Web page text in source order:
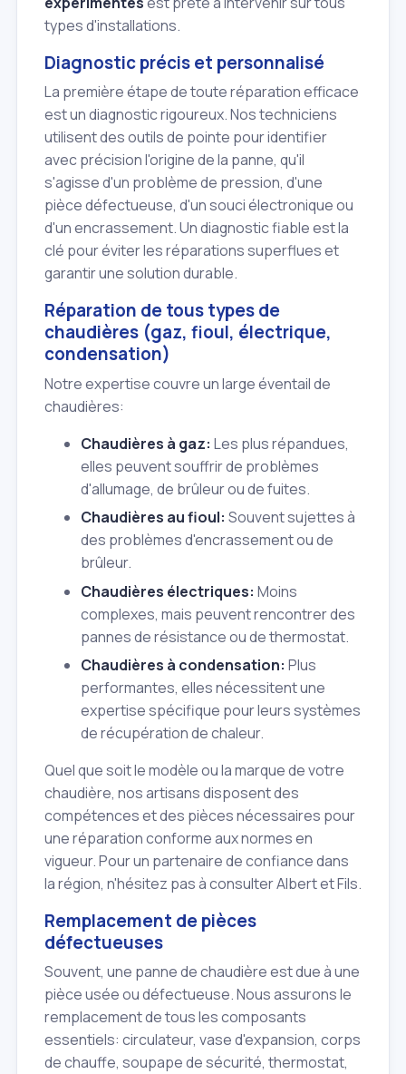
types d'installations.
Diagnostic précis et personnalisé
La première étape de toute réparation efficace
est un diagnostic rigoureux. Nos techniciens
utilisent des outils de pointe pour identifier
avec précision l'origine de la panne, qu'il
s'agisse d'un problème de pression, d'une
pièce défectueuse, d'un souci électronique ou
d'un encrassement. Un diagnostic fiable est la
clé pour éviter les réparations superflues et
garantir une solution durable.
Réparation de tous types de
chaudières (gaz, fioul, électrique,
condensation)
Notre expertise couvre un large éventail de
chaudières:
Chaudières à gaz: Les plus répandues,
elles peuvent souffrir de problèmes
d'allumage, de brûleur ou de fuites.
Chaudières au fioul: Souvent sujettes à
des problèmes d'encrassement ou de
brûleur.
Chaudières électriques: Moins
complexes, mais peuvent rencontrer des
pannes de résistance ou de thermostat.
Chaudières à condensation: Plus
performantes, elles nécessitent une
expertise spécifique pour leurs systèmes
de récupération de chaleur.
Quel que soit le modèle ou la marque de votre
chaudière, nos artisans disposent des
compétences et des pièces nécessaires pour
une réparation conforme aux normes en
vigueur. Pour un partenaire de confiance dans
la région, n'hésitez pas à consulter Albert et Fils.
Remplacement de pièces
défectueuses
Souvent, une panne de chaudière est due à une
pièce usée ou défectueuse. Nous assurons le
remplacement de tous les composants
essentiels: circulateur, vase d'expansion, corps
de chauffe, soupape de sécurité, thermostat,